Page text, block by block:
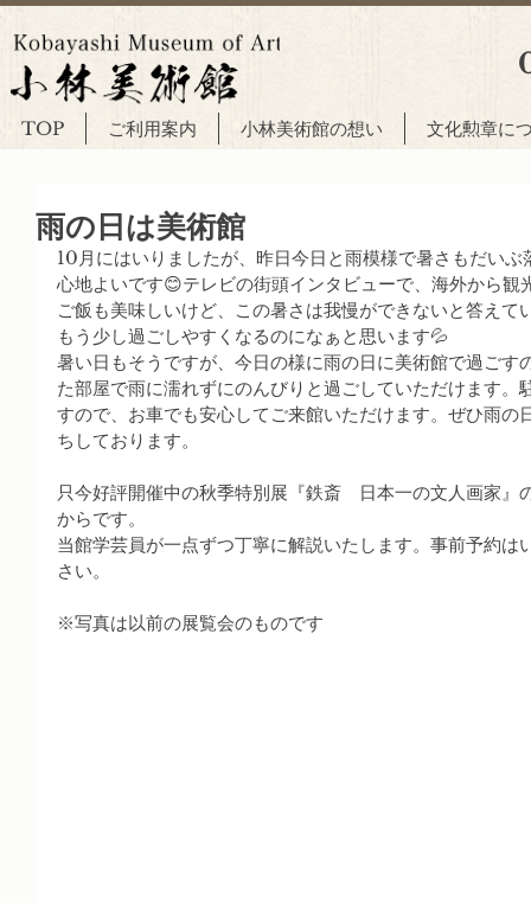
TOP ご利用案内 小林美術館の想い 文化勲章に
雨の日は美術館
10月にはいりましたが、昨日今日と雨模様で暑さもだい
心地よいです😊テレビの街頭インタビューで、海外から観
ご飯も美味しいけど、この暑さは我慢ができないと答えて
もう少し過ごしやすくなるのになぁと思います💦
暑い日もそうですが、今日の様に雨の日に美術館で過ごす
た部屋で雨に濡れずにのんびりと過ごしていただけます。
すので、お車でも安心してご来館いただけます。ぜひ雨の
ちしております。
只今好評開催中の秋季特別展『鉄斎　日本一の文人画家
からです。
当館学芸員が一点ずつ丁寧に解説いたします。事前予約は
さい。
※写真は以前の展覧会のものです